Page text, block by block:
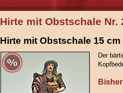
Hirte mit Obstschale Nr.
Hirte mit Obstschale 15 cm
Der